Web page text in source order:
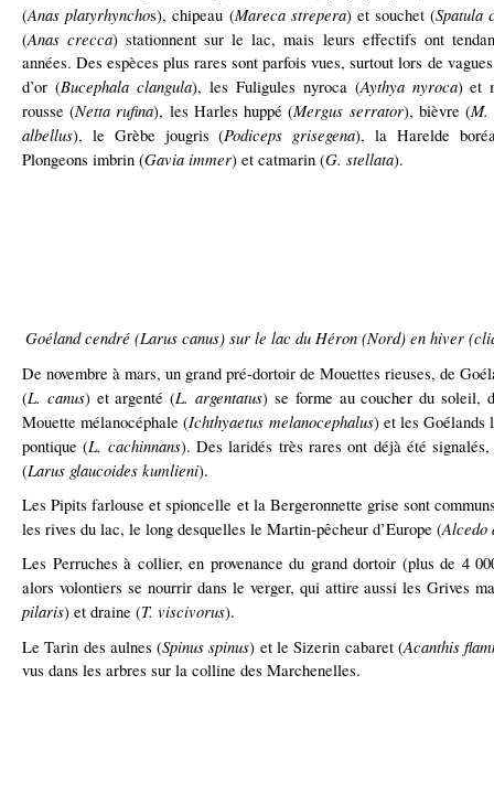
(Anas platyrhynchos), chipeau (Mareca strepera) et souchet (Spatula
(Anas crecca) stationnent sur le lac, mais leurs effectifs ont
années. Des espèces plus rares sont parfois vues, surtout lors de
d’or (Bucephala clangula), les Fuligules nyroca (Aythya nyroca) et
rousse (Netta rufina), les Harles huppé (Mergus serrator), bièvre (M.
albellus), le Grèbe jougris (Podiceps grisegena), la Harelde
Plongeons imbrin (Gavia immer) et catmarin (G. stellata).
Goéland cendré (Larus canus) sur le lac du Héron (Nord) en hiver
De novembre à mars, un grand pré-dortoir de Mouettes rieuses, de
(L. canus) et argenté (L. argentatus) se forme au coucher du soleil,
Mouette mélanocéphale (Ichthyaetus melanocephalus) et les Goélands
pontique (L. cachinnans). Des laridés très rares ont déjà été
(Larus glaucoides kumlieni).
Les Pipits farlouse et spioncelle et la Bergeronnette grise sont
les rives du lac, le long desquelles le Martin-pêcheur d’Europe (Alcedo
Les Perruches à collier, en provenance du grand dortoir (plus de 4
alors volontiers se nourrir dans le verger, qui attire aussi les Grives
pilaris) et draine (T. viscivorus).
Le Tarin des aulnes (Spinus spinus) et le Sizerin cabaret (Acanthis
vus dans les arbres sur la colline des Marchenelles.